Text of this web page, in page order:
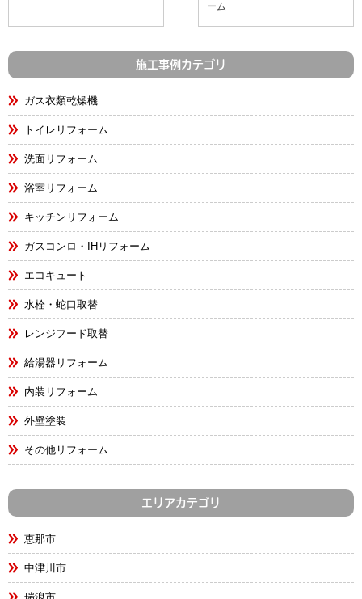
ーム
施工事例カテゴリ
ガス衣類乾燥機
トイレリフォーム
洗面リフォーム
浴室リフォーム
キッチンリフォーム
ガスコンロ・IHリフォーム
エコキュート
水栓・蛇口取替
レンジフード取替
給湯器リフォーム
内装リフォーム
外壁塗装
その他リフォーム
エリアカテゴリ
恵那市
中津川市